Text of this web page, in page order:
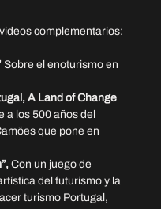
complementarios:
Sobre el enoturismo en
A Land of Change
a los 500 años del
que pone en
Con un juego de
del futurismo y la
turismo Portugal,